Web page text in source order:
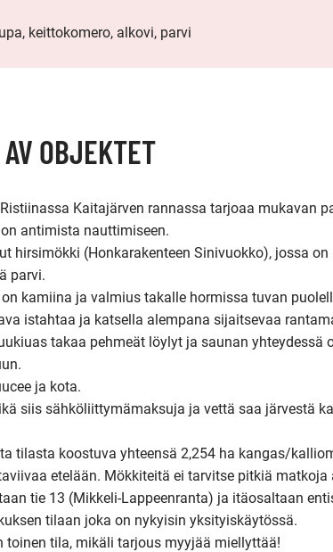
keittokomero, alkovi, parvi
OBJEKTET
Kaitajärven rannassa tarjoaa mukavan
antimista nauttimiseen.
hirsimökki (Honkarakenteen Sinivuokko), jossa on
parvi.
kamiina ja valmius takalle hormissa tuvan
istahtaa ja katsella alempana sijaitsevaa
takaa pehmeät löylyt ja saunan yhteydessä
ja kota.
siis sähköliittymämaksuja ja vettä saa järvestä
tilasta koostuva yhteensä 2,254 ha kangas/
etelään. Mökkiteitä ei tarvitse pitkiä matkoja
tie 13 (Mikkeli-Lappeenranta) ja itäosaltaan
tilaan joka on nykyisin yksityiskäytössä.
toinen tila, mikäli tarjous myyjää miellyttää!